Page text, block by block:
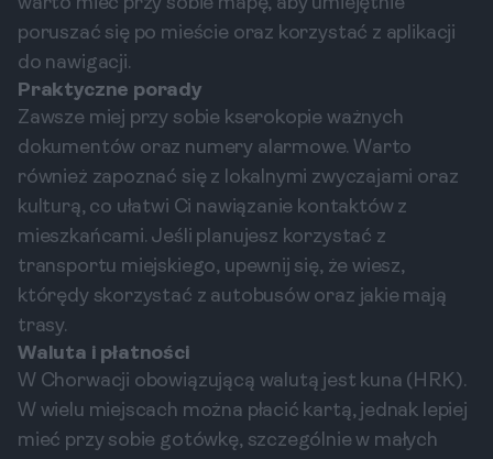
poruszać się po mieście oraz korzystać z aplikacji
do nawigacji.
Praktyczne porady
Zawsze miej przy sobie kserokopie ważnych
dokumentów oraz numery alarmowe. Warto
również zapoznać się z lokalnymi zwyczajami oraz
kulturą, co ułatwi Ci nawiązanie kontaktów z
mieszkańcami. Jeśli planujesz korzystać z
transportu miejskiego, upewnij się, że wiesz,
którędy skorzystać z autobusów oraz jakie mają
trasy.
Waluta i płatności
W Chorwacji obowiązującą walutą jest kuna (HRK).
W wielu miejscach można płacić kartą, jednak lepiej
mieć przy sobie gotówkę, szczególnie w małych